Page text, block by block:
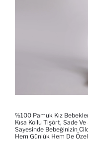
%100 Pamuk Kız
Kısa Kollu Tişört, Sade
Sayesinde Bebeğinizin
Hem Günlük Hem De